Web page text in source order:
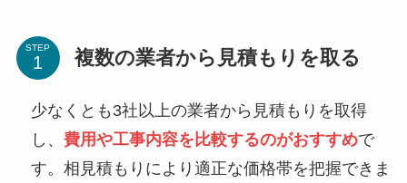
STEP 複数の業者から見積もりを取る
少なくとも3社以上の業者から見積もりを取得
し、 費用や工事内容を比較するのがおすすめで
す。相見積もりにより適正な価格帯を把握できま